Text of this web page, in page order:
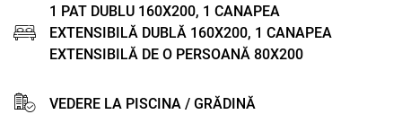
1 PAT DUBLU 160X200, 1 CANAPEA
EXTENSIBILĂ DUBLĂ 160X200, 1 CANAPEA
EXTENSIBILĂ DE O PERSOANĂ 80X200
VEDERE LA PISCINA / GRĂDINĂ